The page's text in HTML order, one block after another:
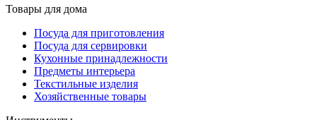
Товары для дома
Посуда для приготовления
Посуда для сервировки
Кухонные принадлежности
Предметы интерьера
Текстильные изделия
Хозяйственные товары